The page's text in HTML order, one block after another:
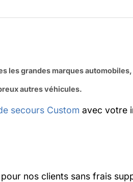
grandes marques
autres véhicules.
secours Custom avec votre
nos clients sans frais